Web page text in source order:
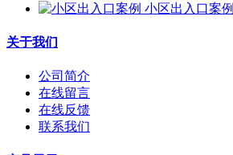
小区出入口案例
关于我们
公司简介
在线留言
在线反馈
联系我们